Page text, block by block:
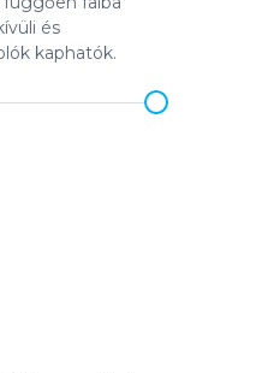
és
kaphatók.